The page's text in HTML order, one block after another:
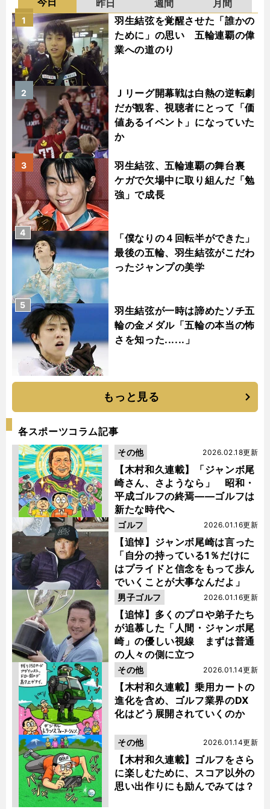
昨日 週間
月間
羽生結弦を覚醒させた「誰かの
ために」の思い 五輪連覇の偉
業への道のり
1
Ｊリーグ開幕戦は白熱の逆転劇
だが観客、視聴者にとって「価
値あるイベント」になっていた
か
2
羽生結弦、五輪連覇の舞台裏
ケガで欠場中に取り組んだ「勉
強」で成長
3
「僕なりの４回転半ができた」
最後の五輪、羽生結弦がこだわ
ったジャンプの美学
4
羽生結弦が一時は諦めたソチ五
輪の金メダル「五輪の本当の怖
さを知った......」
5
もっと見る
各スポーツコラム記事
【木村和久連載】「ジャンボ尾
崎さん、さようなら」 昭和・
平成ゴルフの終焉――ゴルフは
新たな時代へ
2026.02.18更新
その他
【追悼】ジャンボ尾崎は言った
「自分の持っている1％だけに
はプライドと信念をもって歩ん
でいくことが大事なんだよ」
2026.01.16更新
ゴルフ
【追悼】多くのプロや弟子たち
が追慕した「人間・ジャンボ尾
崎」の優しい視線 まずは普通
の人々の側に立つ
2026.01.16更新
男子ゴルフ
【木村和久連載】乗用カートの
進化を含め、ゴルフ業界のDX
化はどう展開されていくのか
2026.01.14更新
その他
【木村和久連載】ゴルフをさら
に楽しむために、スコア以外の
思い出作りにも励んでみては？
2026.01.14更新
その他